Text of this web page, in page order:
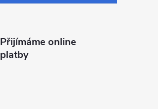
Přijímáme online
platby